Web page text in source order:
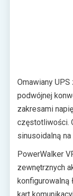
Omawiany
podwójnej
zakresami
częstotliwości.
sinusoidalną na
wyłączanie
włączanie/
zatem
generatora
PowerWalker
zewnętrznych
konfigurowalną